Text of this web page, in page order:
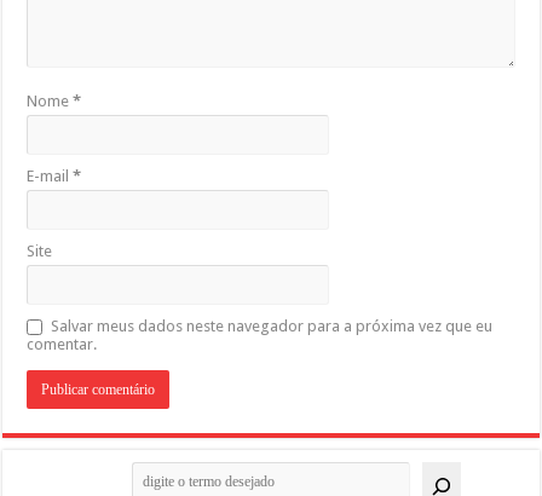
Nome*
E-mail*
Site
Salvar meus dados neste navegador para a próxima vez que eu
comentar.